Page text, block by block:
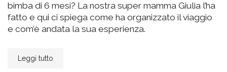
bimba di 6 mesi? La nostra super mamma Giulia l’ha
fatto e qui ci spiega come ha organizzato il viaggio
e com’è andata la sua esperienza.
Leggi tutto